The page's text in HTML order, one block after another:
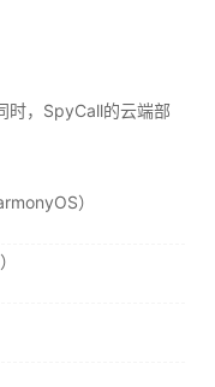
时，SpyCall的云端部
）